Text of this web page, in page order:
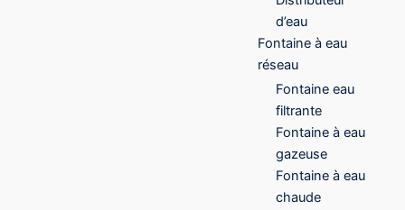
d’eau
Fontaine à eau
réseau
Fontaine eau
filtrante
Fontaine à eau
gazeuse
Fontaine à eau
chaude